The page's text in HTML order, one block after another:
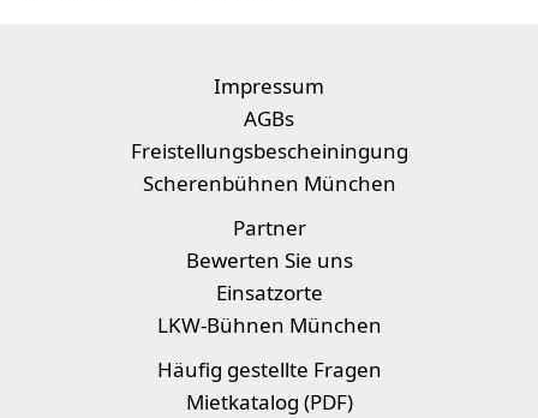
Impressum
AGBs
Freistellungsbescheiningung
Scherenbühnen München
Partner
Bewerten Sie uns
Einsatzorte
LKW-Bühnen München
Häufig gestellte Fragen
Mietkatalog (PDF)